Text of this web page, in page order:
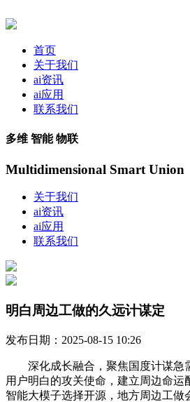
首页
关于我们
ai资讯
ai应用
联系我们
多维 智能 物联
Multidimensional Smart Union
关于我们
ai资讯
ai应用
联系我们
明白周边工做的久远计谋定
发布日期：2025-08-15 10:26
深化成长融合，聚焦国度计谋急
用户明白的攻关使命，建立周边命运
智能大模子选择开源，地方周边工做